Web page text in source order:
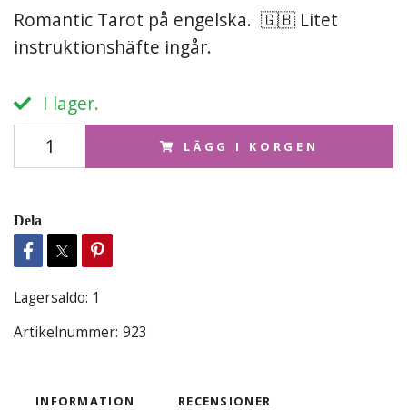
Romantic Tarot på engelska. 🇬🇧 Litet
instruktionshäfte ingår.
I lager.
LÄGG I KORGEN
Dela
Lagersaldo: 1
Artikelnummer: 923
INFORMATION RECENSIONER